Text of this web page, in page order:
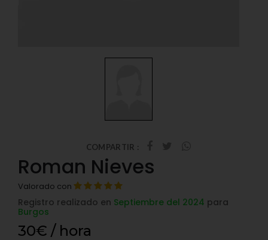
COMPARTIR :
Roman Nieves
Valorado con
Registro realizado en Septiembre del 2024 para
Burgos
30€ / hora